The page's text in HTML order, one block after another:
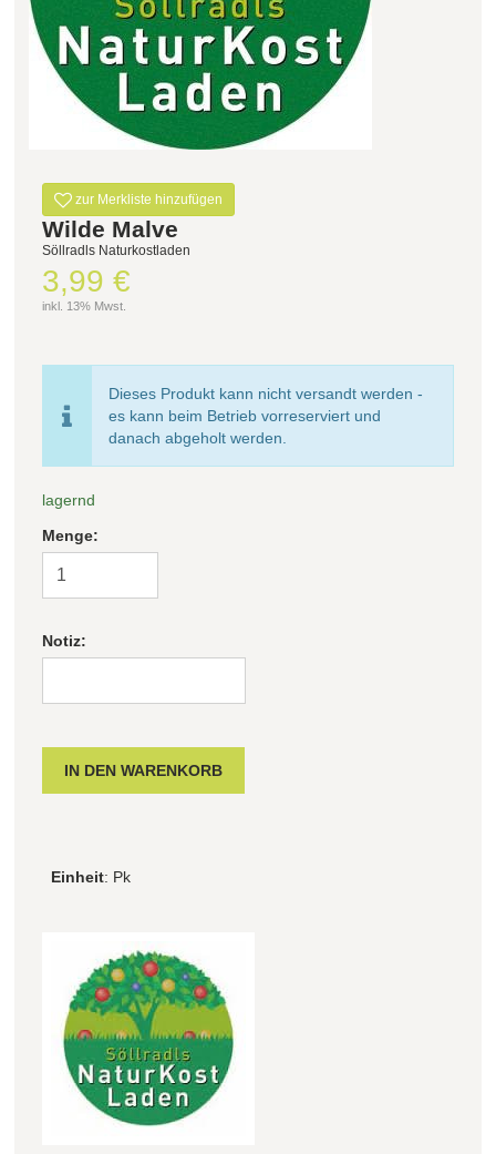
Söllradls Naturkostladen Detail
Stiftsgärtnerei Detail
Weinkellerei Stift
Kremsmünster
Detail
KATEGORIE
Filter zurücksetzen
zur Merkliste hinzufügen
Wilde Malve
Söllradls Naturkostladen
3,99 €
inkl. 13% Mwst.
Dieses Produkt kann nicht versandt werden -
es kann beim Betrieb vorreserviert und
danach abgeholt werden.
lagernd
Menge:
Notiz:
Einheit: Pk